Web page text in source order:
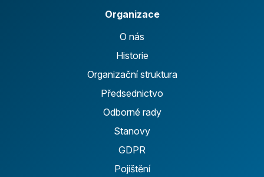
Organizace
O nás
Historie
Organizační struktura
Předsednictvo
Odborné rady
Stanovy
GDPR
Pojištění